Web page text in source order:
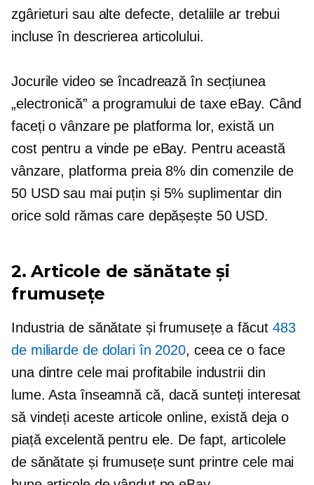
zgârieturi sau alte defecte, detaliile ar trebui
incluse în descrierea articolului.
Jocurile video se încadrează în secțiunea
„electronică” a programului de taxe eBay. Când
faceți o vânzare pe platforma lor, există un
cost pentru a vinde pe eBay. Pentru această
vânzare, platforma preia 8% din comenzile de
50 USD sau mai puțin și 5% suplimentar din
orice sold rămas care depășește 50 USD.
2. Articole de sănătate și
frumusețe
Industria de sănătate și frumusețe a făcut 483
de miliarde de dolari în 2020, ceea ce o face
una dintre cele mai profitabile industrii din
lume. Asta înseamnă că, dacă sunteți interesat
să vindeți aceste articole online, există deja o
piață excelentă pentru ele. De fapt, articolele
de sănătate și frumusețe sunt printre cele mai